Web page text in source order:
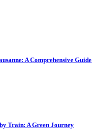
A Comprehensive Guide
Train: A Green Journey